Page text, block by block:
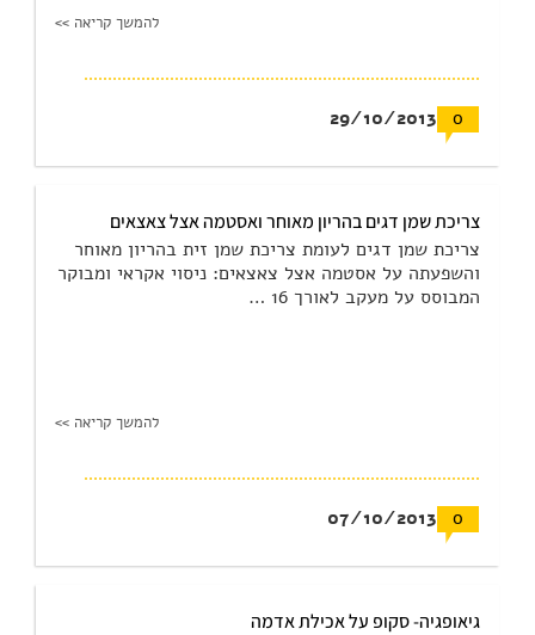
להמשך קריאה >>
0
29/10/2013
צריכת שמן דגים בהריון מאוחר ואסטמה אצל צאצאים
צריכת שמן דגים לעומת צריכת שמן זית בהריון מאוחר
והשפעתה על אסטמה אצל צאצאים: ניסוי אקראי ומבוקר
המבוסס על מעקב לאורך 16 …
להמשך קריאה >>
0
07/10/2013
גיאופגיה- סקופ על אכילת אדמה